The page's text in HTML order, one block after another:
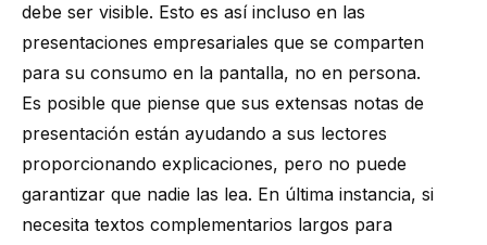
debe ser visible. Esto es así incluso en las
presentaciones empresariales que se comparten
para su consumo en la pantalla, no en persona.
Es posible que piense que sus extensas notas de
presentación están ayudando a sus lectores
proporcionando explicaciones, pero no puede
garantizar que nadie las lea. En última instancia, si
necesita textos complementarios largos para